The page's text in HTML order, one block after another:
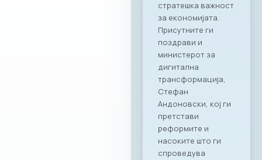
поддршка за сите
идни корпоративни
активности,“ велат
од комората. „Ни
претставува
особена чест што
го одбележуваме
почетокот на ова
стратешко
партнерство со
МАСИТ. Веруваме
дека оваа
соработка ќе